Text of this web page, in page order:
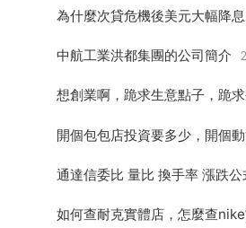
為什麼次貸危機後美元大幅降
中航工業洪都集團的公司簡介
想創業啊，跪求生意點子，跪
開個包包店投資要多少，開個
通達信委比 量比 換手率 漲跌公
如何查耐克實體店，怎麼查